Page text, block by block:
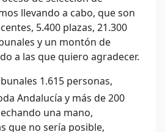
llevando a cabo, que son
5.400 plazas, 21.300
y un montón de
a las que quiero agradecer.
1.615 personas,
Andalucía y más de 200
una mano,
que no sería posible,